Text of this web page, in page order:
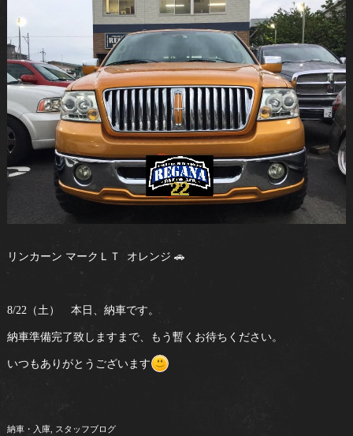
リンカーン マークＬＴ オレンジ 🚗
8/22（土） 本日、納車です。
納車準備完了致しますまで、もう暫くお待ちください。
いつもありがとうございます
納車・入庫 スタッフブログ